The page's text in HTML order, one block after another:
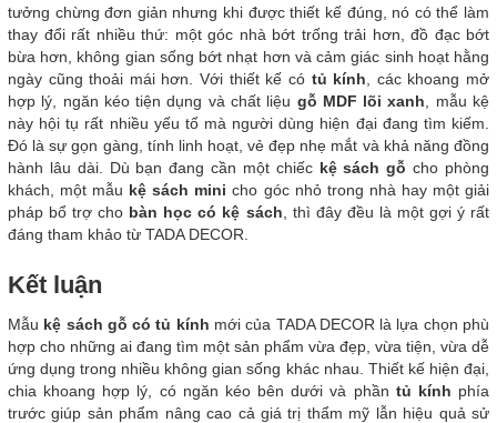
tưởng chừng đơn giản nhưng khi được thiết kế đúng, nó có thể làm
thay đổi rất nhiều thứ: một góc nhà bớt trống trải hơn, đồ đạc bớt
bừa hơn, không gian sống bớt nhạt hơn và cảm giác sinh hoạt hằng
ngày cũng thoải mái hơn. Với thiết kế có tủ kính , các khoang mở
hợp lý, ngăn kéo tiện dụng và chất liệu gỗ MDF lõi xanh , mẫu kệ
này hội tụ rất nhiều yếu tố mà người dùng hiện đại đang tìm kiếm.
Đó là sự gọn gàng, tính linh hoạt, vẻ đẹp nhẹ mắt và khả năng đồng
hành lâu dài. Dù bạn đang cần một chiếc kệ sách gỗ cho phòng
khách, một mẫu kệ sách mini cho góc nhỏ trong nhà hay một giải
pháp bổ trợ cho bàn học có kệ sách , thì đây đều là một gợi ý rất
đáng tham khảo từ TADA DECOR.
Kết luận
Mẫu kệ sách gỗ có tủ kính mới của TADA DECOR là lựa chọn phù
hợp cho những ai đang tìm một sản phẩm vừa đẹp, vừa tiện, vừa dễ
ứng dụng trong nhiều không gian sống khác nhau. Thiết kế hiện đại,
chia khoang hợp lý, có ngăn kéo bên dưới và phần tủ kính phía
trước giúp sản phẩm nâng cao cả giá trị thẩm mỹ lẫn hiệu quả sử